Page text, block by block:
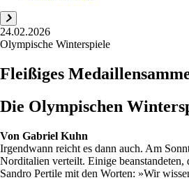
24.02.2026
Olympische Winterspiele
Fleißiges
Die Olympischen
Von Gabriel Kuhn
Irgendwann reicht es dann auch. Am
Norditalien verteilt. Einige
Sandro Pertile mit den Worten: »Wir